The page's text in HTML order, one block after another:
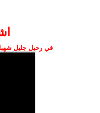
في رحيل جليل